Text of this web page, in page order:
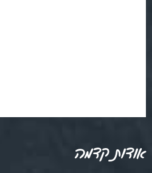
אודות קדמה